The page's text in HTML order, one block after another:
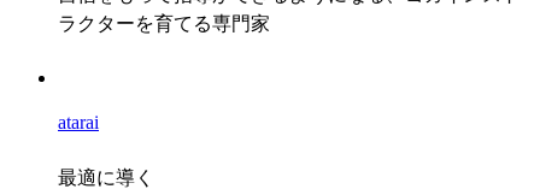
ラクターを育てる専門家
atarai
最適に導く